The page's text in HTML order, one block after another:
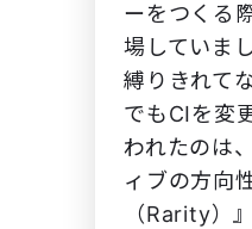
ーをつくる
場していま
縛りきれて
でもCIを変
われたのは
ィブの方向
（Rarity）